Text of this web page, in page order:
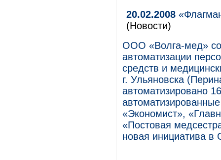
20.02.2008
(Новости)
ООО «Волга-мед»
автоматизации
средств и
г. Ульяновска
автоматизировано
«Экономист»,
«Постовая
новая инициатива в